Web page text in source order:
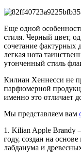
Еще одной
стиля. Черный цвет,
сочетание фактурных
легкая нота
утонченный стиль
Килиан Хеннесси не
парфюмерной
именно это отличает
Мы представляем вам
1. Kilian Apple
году, создан на
лабданума и